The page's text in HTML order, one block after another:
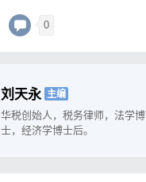
0
刘天永 主编
华税创始人，税务律师，法学博
士，经济学博士后。